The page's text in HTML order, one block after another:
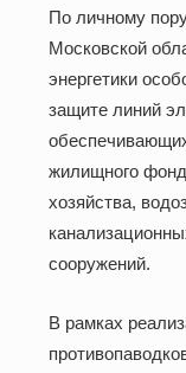
По личному
Московской
энергетики
защите линий
жилищного
хозяйства,
сооружений.
В рамках